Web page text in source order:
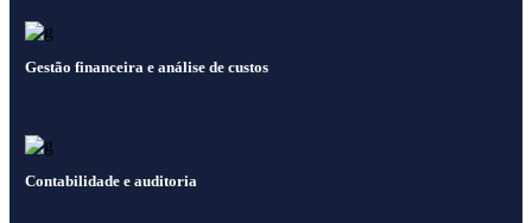
Gestão financeira e análise de custos
Contabilidade e auditoria